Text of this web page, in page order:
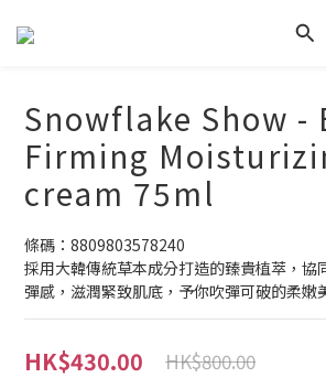
Snowflake Show -
Firming
cream 75ml
條碼：8809803578240
採用大韓傳統草本成分打造的臻貴植萃，協
彈感，滋潤緊致肌底，予你吹彈可破的柔嫩
HK$430.00 HK$800.00